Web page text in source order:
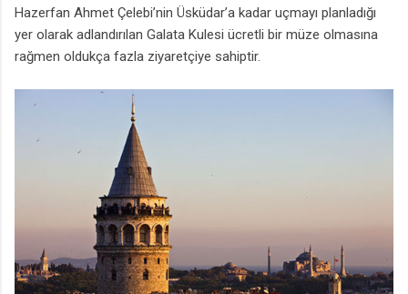
Hazerfan Ahmet Çelebi’nin Üsküdar’a kadar uçmayı planladığı
yer olarak adlandırılan Galata Kulesi ücretli bir müze olmasına
rağmen oldukça fazla ziyaretçiye sahiptir.